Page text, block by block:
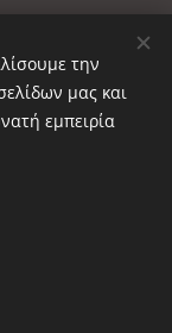
την
μας και
εμπειρία